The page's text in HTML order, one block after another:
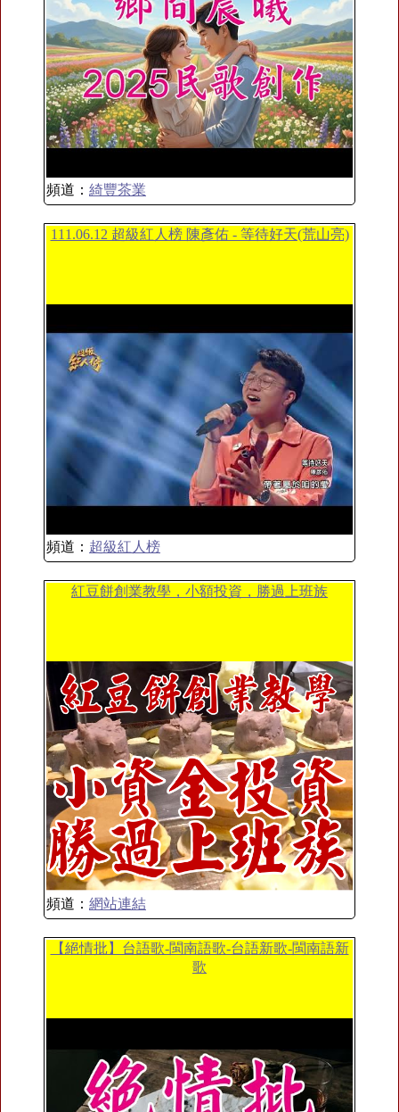
頻道： 綺豐茶業
111.06.12 超級紅人榜 陳彥佑 - 等待好天(荒山亮)
頻道： 超級紅人榜
紅豆餅創業教學，小額投資，勝過上班族
頻道： 網站連結
【絕情批】台語歌-閩南語歌-台語新歌-閩南語新
歌